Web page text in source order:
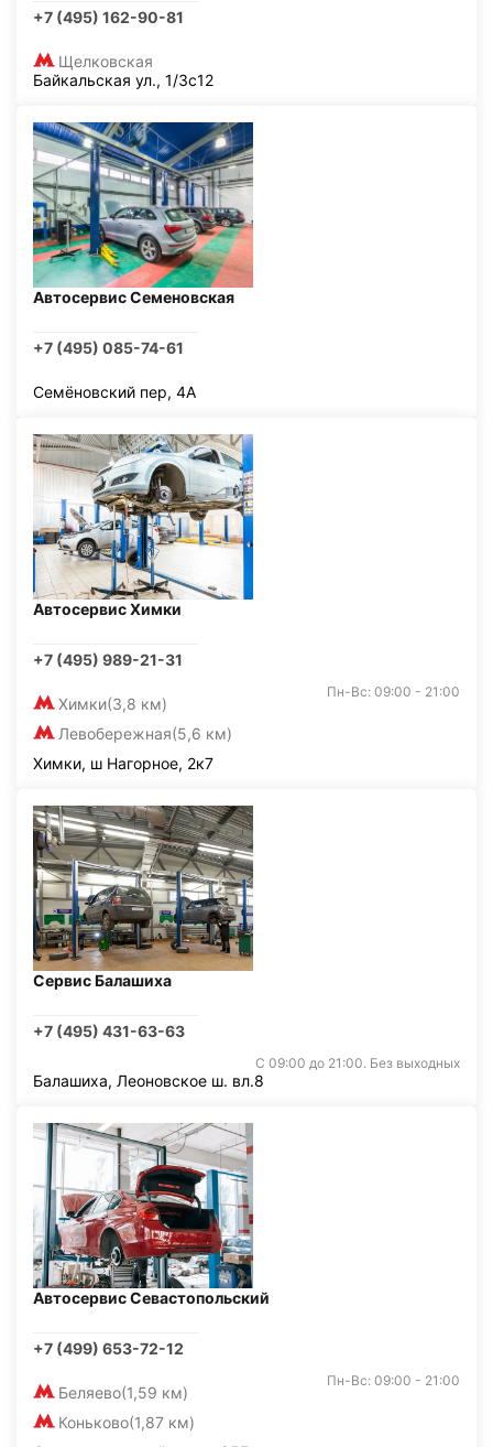
+7 (495) 162-90-81
Щелковская
Байкальская ул., 1/3с12
Автосервис Семеновская
+7 (495) 085-74-61
Семёновский пер, 4А
Автосервис Химки
+7 (495) 989-21-31
Химки(3,8 км)
Левобережная(5,6 км)
Пн-Вс: 09:00 - 21:00
Химки, ш Нагорное, 2к7
Сервис Балашиха
+7 (495) 431-63-63
С 09:00 до 21:00. Без выходных
Балашиха, Леоновское ш. вл.8
Автосервис Севастопольский
+7 (499) 653-72-12
Беляево(1,59 км)
Коньково(1,87 км)
Пн-Вс: 09:00 - 21:00